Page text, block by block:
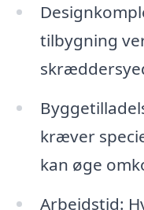
tilbygning
kræver
kan øge
Arbejdstid: